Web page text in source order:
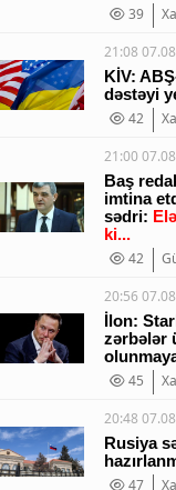
39
21:08
KİV:
dəstəyi
42
21:00
Baş
imtina
sədri:
ki...
42
20:56
İlon:
zərbələr
45
20:48
Rusiya
47